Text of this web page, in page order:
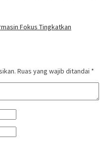
Fokus Tingkatkan
Ruas yang wajib ditandai *